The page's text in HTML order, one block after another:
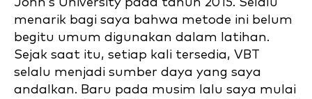
menarik bagi saya bahwa metode ini belum
begitu umum digunakan dalam latihan.
Sejak saat itu, setiap kali tersedia, VBT
selalu menjadi sumber daya yang saya
andalkan. Baru pada musim lalu saya mulai